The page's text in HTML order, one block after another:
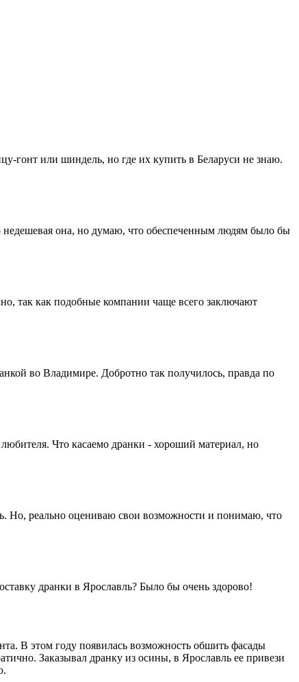
гонт или шиндель, но где их купить в Беларуси не знаю.
недешевая она, но думаю, что обеспеченным людям было бы
так как подобные компании чаще всего заключают
во Владимире. Добротно так получилось, правда по
Что касаемо дранки - хороший материал, но
Но, реально оцениваю свои возможности и понимаю, что
дранки в Ярославль? Было бы очень здорово!
В этом году появилась возможность обшить фасады
Заказывал дранку из осины, в Ярославль ее привези